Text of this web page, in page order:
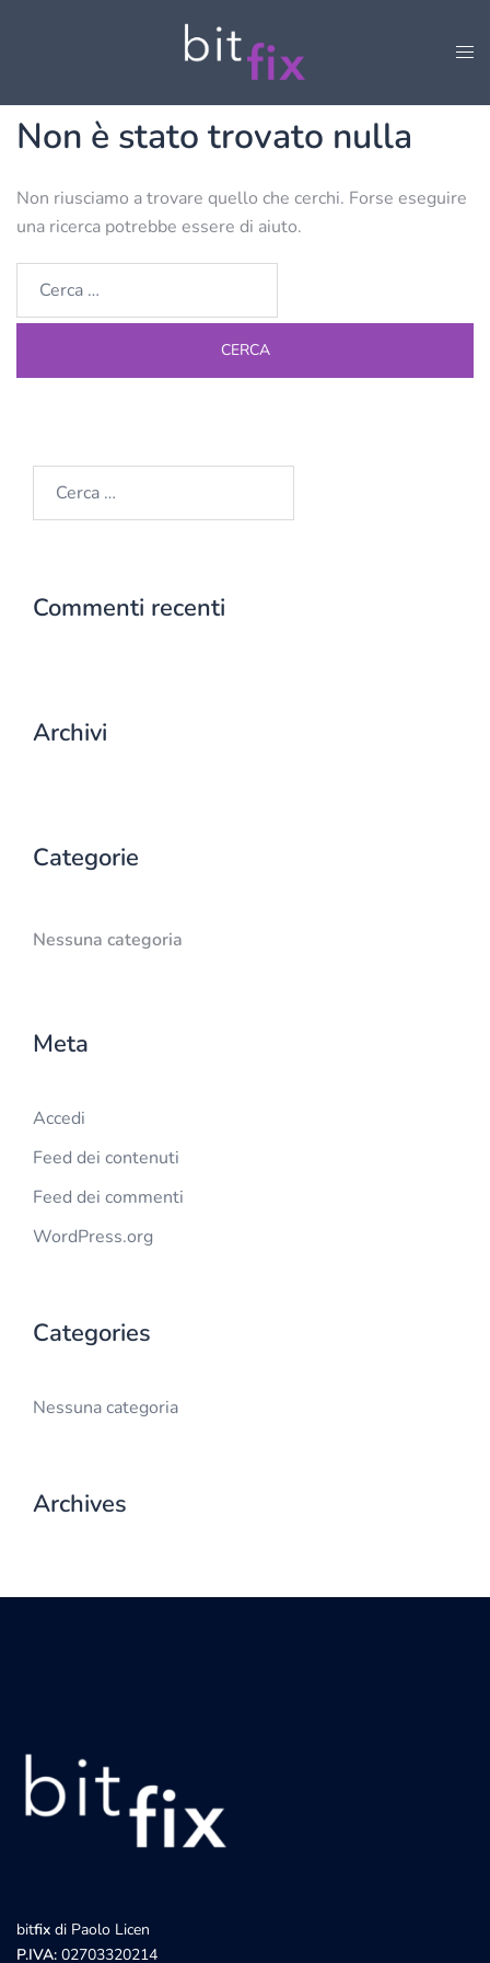
Non è stato trovato nulla
Non riusciamo a trovare quello che cerchi. Forse eseguire
una ricerca potrebbe essere di aiuto.
Commenti recenti
Archivi
Categorie
Nessuna categoria
Meta
Accedi
Feed dei contenuti
Feed dei commenti
WordPress.org
Categories
Nessuna categoria
Archives
bitfix di Paolo Licen
P.IVA: 02703320214